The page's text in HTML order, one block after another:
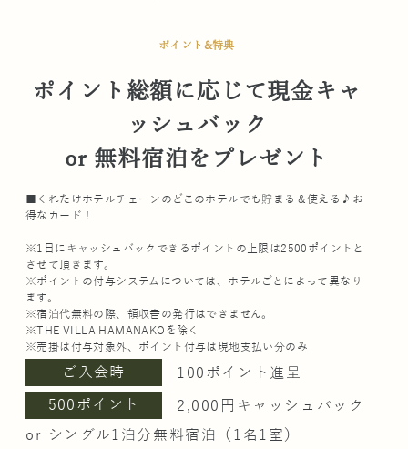
ポイント&特典
ポイント総額に応じて現金キャ
ッシュバック
or 無料宿泊をプレゼント
■くれたけホテルチェーンのどこのホテルでも貯まる＆使える♪お
得なカード！
※1日にキャッシュバックできるポイントの上限は2500ポイントと
させて頂きます。
※ポイントの付与システムについては、ホテルごとによって異なり
ます。
※宿泊代無料の際、領収書の発行はできません。
※THE VILLA HAMANAKOを除く
※売掛は付与対象外、ポイント付与は現地支払い分のみ
ご入会時
100ポイント進呈
500ポイント
2,000円キャッシュバック
or シングル1泊分無料宿泊（1名1室）